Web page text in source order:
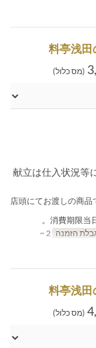
(מס כלול)
※献立は仕入状況
店頭にてお渡しの商
消費期限当
הזמנה
(מס כלול)